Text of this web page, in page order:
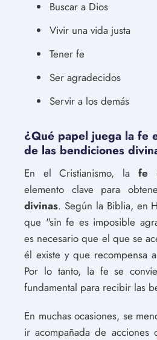
Buscar a Dios
Vivir una vida justa
Tener fe
Ser agradecidos
Servir a los demás
¿Qué papel juega la fe
de las bendiciones
En el Cristianismo, la fe
elemento clave para
divinas. Según la Biblia, en
que "sin fe es imposible
es necesario que el que se
él existe y que recompensa
Por lo tanto, la fe se
fundamental para recibir las
En muchas ocasiones, se
ir acompañada de acciones